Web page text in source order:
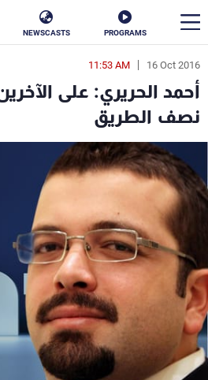
PROGRAMS
NEWSCASTS
16 Oct 2016
11:53 AM
أحمد الحريري: على
نصف الطريق
en
الأخبار
سياسة
إقتصاد
منوعات
كأس العالم
البرامج
جدول البرامج
شاهد البرامج